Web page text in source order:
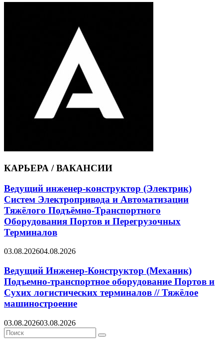
КАРЬЕРА / ВАКАНСИИ
Ведущий инженер-конструктор (Электрик)
Систем Электропривода и Автоматизации
Тяжёлого Подъёмно-Транспортного
Оборудования Портов и Перегрузочных
Терминалов
03.08.202604.08.2026
Ведущий Инженер-Конструктор (Механик)
Подъемно-транспортное оборудование Портов и
Сухих логистических терминалов // Тяжёлое
машиностроение
03.08.202603.08.2026
Search
for:
Search